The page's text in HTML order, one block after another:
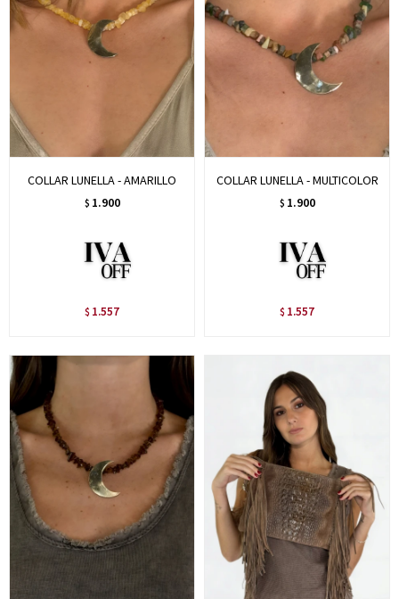
COLLAR LUNELLA - AMARILLO
$ 1.900
$ 1.557
COLLAR LUNELLA - MULTICOLOR
$ 1.900
$ 1.557